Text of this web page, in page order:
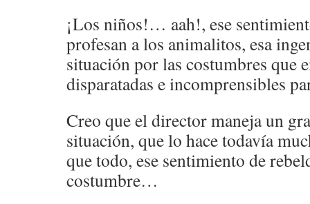
¡Los niños!… aah!, ese
profesan a los animalitos, esa
situación por las costumbres que
disparatadas e incomprensibles
Creo que el director maneja un
situación, que lo hace todavía
que todo, ese sentimiento de
costumbre…